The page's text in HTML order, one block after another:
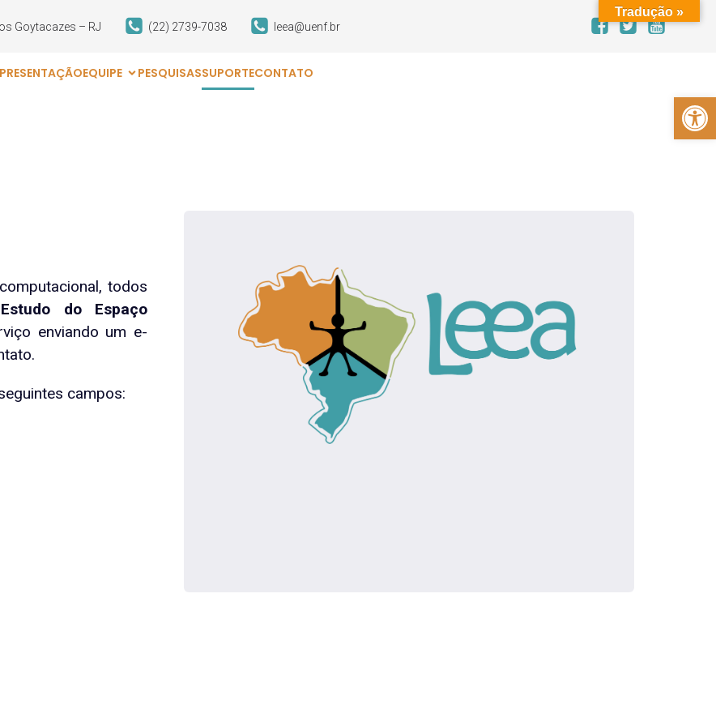
Abrir a barra de ferramentas
Goytacazes – RJ (22) 2739-7038 leea@uenf.br
EQUIPE PESQUISASSUPORTECONTATO
todos
do Espaço
enviando um e-
campos:
Tradução »